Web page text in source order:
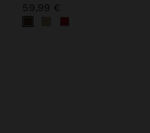
59,99 €